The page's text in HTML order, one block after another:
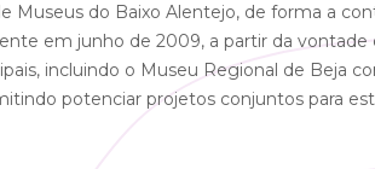
Museus do Baixo Alentejo, de forma a
em junho de 2009, a partir da
incluindo o Museu Regional de Beja
potenciar projetos conjuntos para